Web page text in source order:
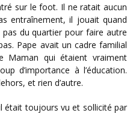
entraînement, il jouait quand
du quartier pour faire autre
Pape avait un cadre familial
Maman qui étaient vraiment
d’importance à l’éducation.
et rien d’autre.